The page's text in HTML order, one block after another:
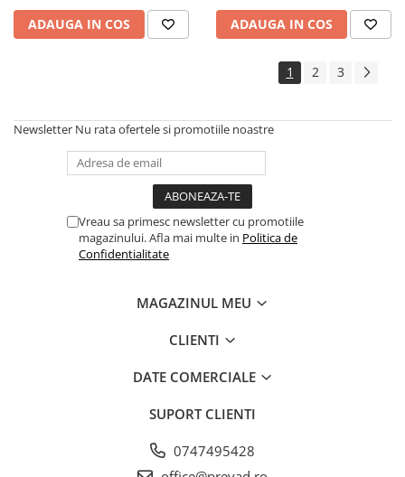
ADAUGA IN COS ADAUGA IN COS
1 2 3
Newsletter Nu rata ofertele si promotiile noastre
Vreau sa primesc newsletter cu promotiile
magazinului. Afla mai multe in Politica de
Confidentialitate
MAGAZINUL MEU
CLIENTI
DATE COMERCIALE
SUPORT CLIENTI
0747495428